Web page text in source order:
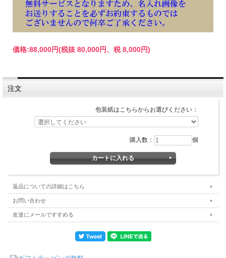
価格:88,000円(税抜 80,000円、税 8,000円)
注文
包装紙はこちらからお選びください：
購入数： 個
返品についての詳細はこちら
お問い合わせ
友達にメールですすめる